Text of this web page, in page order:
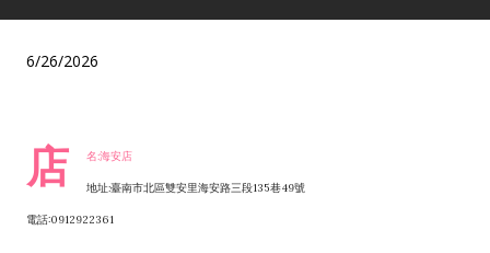
6/26/2026
店 名:海安店
地址:臺南市北區雙安里海安路三段135巷49號
電話:0912922361